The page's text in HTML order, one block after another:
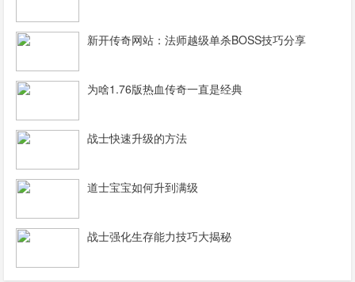
新开传奇网站：法师越级单杀BOSS技巧分享
为啥1.76版热血传奇一直是经典
战士快速升级的方法
道士宝宝如何升到满级
战士强化生存能力技巧大揭秘